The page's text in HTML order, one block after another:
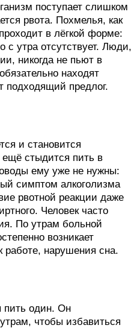
поступает слишком
рвота. Похмелья, как
в лёгкой форме:
с утра отсутствует. Люди,
никогда не пьют в
находят
предлог.
и становится
стыдится пить в
ему уже не нужны:
симптом алкоголизма
рвотной реакции даже
Человек часто
По утрам больной
возникает
работе, нарушения сна.
пить один. Он
чтобы избавиться